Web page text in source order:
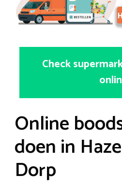
Check
Online
doen in
Dorp